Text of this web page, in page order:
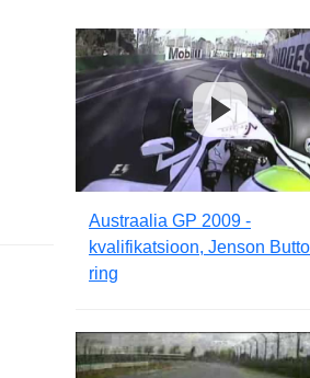
Austraalia GP 2009 -
kvalifikatsioon, Jenson
ring